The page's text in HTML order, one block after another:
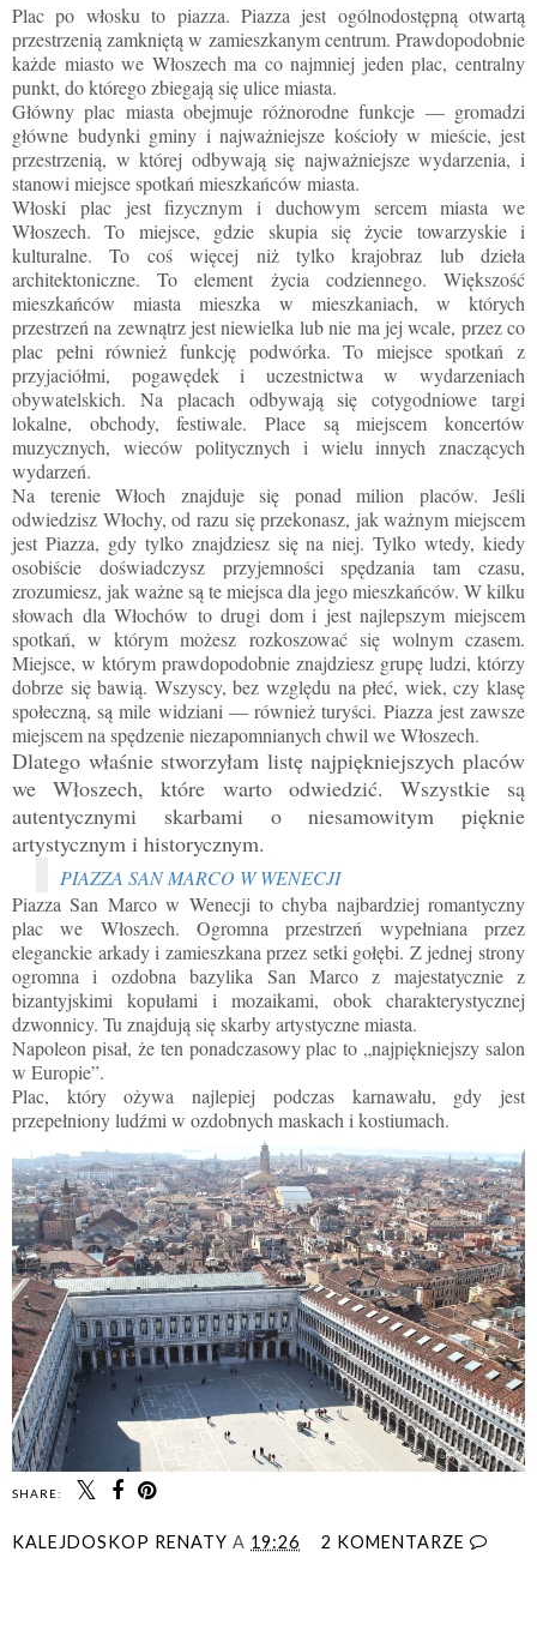
Plac po włosku to piazza. Piazza jest ogólnodostępną otwartą
przestrzenią zamkniętą w zamieszkanym centrum. Prawdopodobnie
każde miasto we Włoszech ma co najmniej jeden plac, centralny
punkt, do którego zbiegają się ulice miasta.
Główny plac miasta obejmuje różnorodne funkcje — gromadzi
główne budynki gminy i najważniejsze kościoły w mieście, jest
przestrzenią, w której odbywają się najważniejsze wydarzenia, i
stanowi miejsce spotkań mieszkańców miasta.
Włoski plac jest fizycznym i duchowym sercem miasta we
Włoszech. To miejsce, gdzie skupia się życie towarzyskie i
kulturalne. To coś więcej niż tylko krajobraz lub dzieła
architektoniczne. To element życia codziennego. Większość
mieszkańców miasta mieszka w mieszkaniach, w których
przestrzeń na zewnątrz jest niewielka lub nie ma jej wcale, przez co
plac pełni również funkcję podwórka. To miejsce spotkań z
przyjaciółmi, pogawędek i uczestnictwa w wydarzeniach
obywatelskich. Na placach odbywają się cotygodniowe targi
lokalne, obchody, festiwale. Place są miejscem koncertów
muzycznych, wieców politycznych i wielu innych znaczących
wydarzeń.
Na terenie Włoch znajduje się ponad milion placów. Jeśli
odwiedzisz Włochy, od razu się przekonasz, jak ważnym miejscem
jest Piazza, gdy tylko znajdziesz się na niej. Tylko wtedy, kiedy
osobiście doświadczysz przyjemności spędzania tam czasu,
zrozumiesz, jak ważne są te miejsca dla jego mieszkańców. W kilku
słowach dla Włochów to drugi dom i jest najlepszym miejscem
spotkań, w którym możesz rozkoszować się wolnym czasem.
Miejsce, w którym prawdopodobnie znajdziesz grupę ludzi, którzy
dobrze się bawią. Wszyscy, bez względu na płeć, wiek, czy klasę
społeczną, są mile widziani — również turyści. Piazza jest zawsze
miejscem na spędzenie niezapomnianych chwil we Włoszech.
Dlatego właśnie stworzyłam listę najpiękniejszych placów
we Włoszech, które warto odwiedzić. Wszystkie są
autentycznymi skarbami o niesamowitym pięknie
artystycznym i historycznym.
PIAZZA SAN MARCO W WENECJI
Piazza San Marco w Wenecji to chyba najbardziej romantyczny
plac we Włoszech. Ogromna przestrzeń wypełniana przez
eleganckie arkady i zamieszkana przez setki gołębi. Z jednej strony
ogromna i ozdobna bazylika San Marco z majestatycznie z
bizantyjskimi kopułami i mozaikami, obok charakterystycznej
dzwonnicy. Tu znajdują się skarby artystyczne miasta.
Napoleon pisał, że ten ponadczasowy plac to „najpiękniejszy salon
w Europie”.
Plac, który ożywa najlepiej podczas karnawału, gdy jest
przepełniony ludźmi w ozdobnych maskach i kostiumach.
SHARE:
KALEJDOSKOP RENATY A 19:26 2 KOMENTARZE